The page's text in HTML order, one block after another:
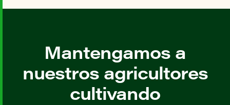
Mantengamos a
nuestros agricultores
cultivando